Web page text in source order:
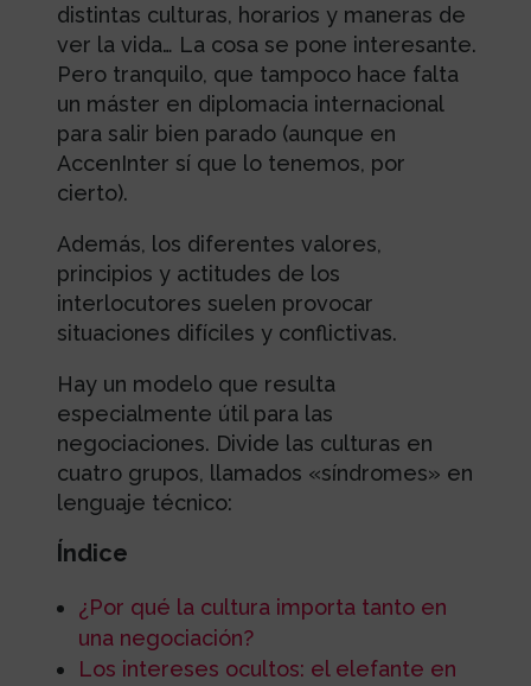
distintas culturas, horarios y maneras de
ver la vida… La cosa se pone interesante.
Pero tranquilo, que tampoco hace falta
un máster en diplomacia internacional
para salir bien parado (aunque en
AccenInter sí que lo tenemos, por
cierto).
Además, los diferentes valores,
principios y actitudes de los
interlocutores suelen provocar
situaciones difíciles y conflictivas.
Hay un modelo que resulta
especialmente útil para las
negociaciones. Divide las culturas en
cuatro grupos, llamados «síndromes» en
lenguaje técnico:
Índice
¿Por qué la cultura importa tanto en
una negociación?
Los intereses ocultos: el elefante en